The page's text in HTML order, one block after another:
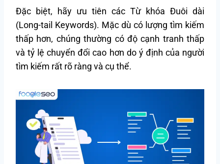
Đặc biệt, hãy ưu tiên các Từ khóa Đuôi dài
(Long-tail Keywords). Mặc dù có lượng tìm kiếm
thấp hơn, chúng thường có độ cạnh tranh thấp
và tỷ lệ chuyển đổi cao hơn do ý định của người
tìm kiếm rất rõ ràng và cụ thể.